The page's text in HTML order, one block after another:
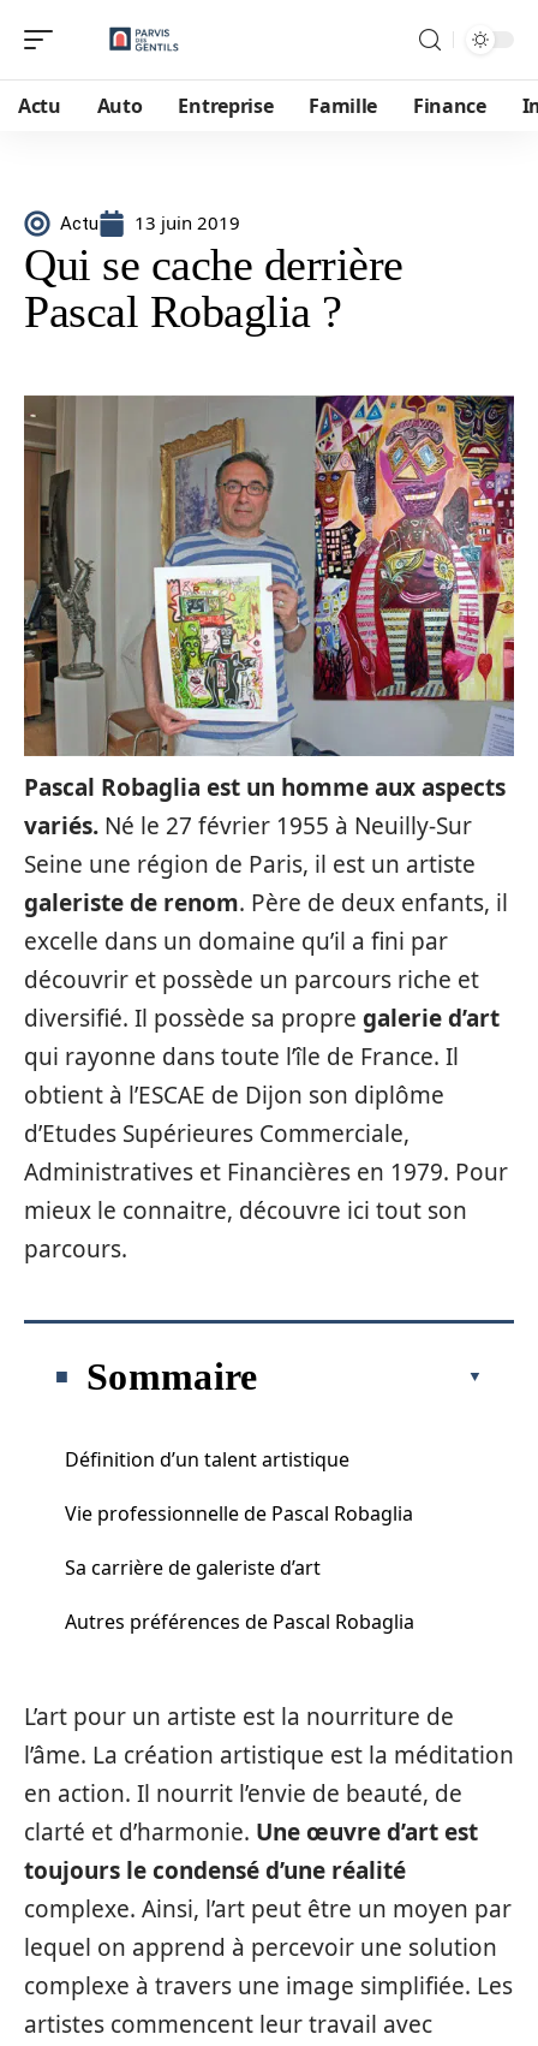
Actu Auto Entreprise Famille Finance
Actu 13 juin 2019
Qui se cache derrière
Pascal Robaglia ?
Pascal Robaglia est un homme aux aspects
variés. Né le 27 février 1955 à Neuilly-Sur
Seine une région de Paris, il est un artiste
galeriste de renom. Père de deux enfants, il
excelle dans un domaine qu’il a fini par
découvrir et possède un parcours riche et
diversifié. Il possède sa propre galerie d’art
qui rayonne dans toute l’île de France. Il
obtient à l’ESCAE de Dijon son diplôme
d’Etudes Supérieures Commerciale,
Administratives et Financières en 1979. Pour
mieux le connaitre, découvre ici tout son
parcours.
Sommaire
Définition d’un talent artistique
Vie professionnelle de Pascal Robaglia
Sa carrière de galeriste d’art
Autres préférences de Pascal Robaglia
L’art pour un artiste est la nourriture de
l’âme. La création artistique est la méditation
en action. Il nourrit l’envie de beauté, de
clarté et d’harmonie. Une œuvre d’art est
toujours le condensé d’une réalité
complexe. Ainsi, l’art peut être un moyen par
lequel on apprend à percevoir une solution
complexe à travers une image simplifiée. Les
artistes commencent leur travail avec